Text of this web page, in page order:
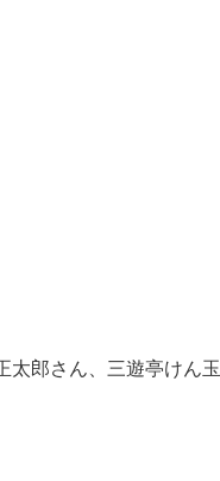
太郎さん、三遊亭けん玉